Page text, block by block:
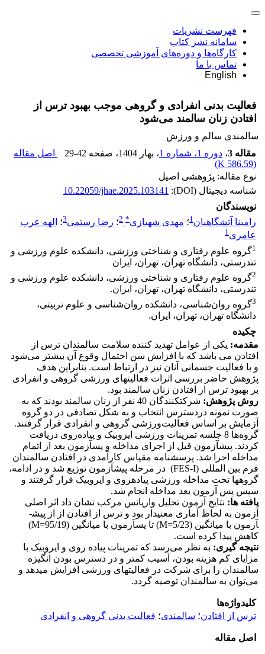
فهرست نشریات
سامانه نشر کتاب
کارگاه‌ها و دوره‌های آموزشی تخصصی
تماس با ما
English
فعالیت بدنی انفرادی و گروهی موجب بهبود ترس از
افتادن زنان سالمند می‌شود
سالمندی سالم و ورزش
مقاله 3
، دوره 1، شماره 1 ، بهار 1404 ، صفحه 29-42
اصل مقاله
(
586.59 K
)
نوع مقاله: پژوهشی اصیل
شناسه دیجیتال (DOI):
10.22059/jhae.2025.103141
نویسندگان
رامینا آتشگاهیان1؛ مهدی شهبازی*
2؛ رضا رستمی3؛ الهه عرب
عامری1
1گروه علوم رفتاری و شناختی ورزشی، دانشکده علوم ورزشی و
تندرستی، دانشگاه تهران، تهران، ایران
2گروه علوم رفتاری و شناختی ورزشی، دانشکده علوم ورزشی و
تندرستی، دانشگاه تهران، تهران، ایران.
3گروه روان‌شناسی، دانشکده روان‌شناسی و علوم تربیتی،
دانشگاه تهران، تهران، ایران.
چکیده
مقدمه: یکی از عوامل تهدید کننده سلامت سالمندان ترس از
افتادن می باشد که با افزایش سن احتمال وقوع آن بیشتر می‌شود
و با فعالیت جسمانی آنان نیز در ارتباط است. بنابراین هدف
پژوهش حاضر بررسی اثرات فعالیت­های ورزشی گروهی و انفرادی
بر بهبود ترس از افتادن زنان سالمند بود.
روش پژوهش:
شرکت­کنندگان 40 نفر از زنان سالمند بودند که به
صورت نمونه دردسترس انتخاب و به شکل تصادفی در دو گروه
آزمایش بر اساس فعالیت‌ورزشی گروهی و انفرادی قرار گرفتند.
گروه‌ها 8 جلسه تمرینات ورزشی ایروبیک و پیاده‌روی دریافت
کردند. پیش­آزمون قبل از اجرای مداخله و پس­آزمون بعد از اتمام
مداخله اجرا شد. پرسشنامه مقیاس کارآمدی در افتادن سالمندان
فرم بین المللی (FES-I) در مرحله پیش­آزمون توزیع شد و در ادامه،
گروه­ها تحت مداخله ورزشی پیاده­روی و ایروبیک قرار گرفتند و
سپس پس آزمون بعد مداخله انجام شد.
یافته ­ها: نتایج آزمون تحلیل واریانس مرکب نشان داد اثر اصلی
آزمون به لحاظ آماری معنی­دار بود و ترس از افتادن از از پیش­
آزمون با میانگین (5/23=M) تا پس­آزمون با میانگین (95/19=M)
کاهش پیدا کرده است.
نتیجه گیری: به نظر می‌رسد که تمرینات پیاده روی و ایروبیک با
مزایای کم هزینه بودن، آسیب کمتر و در دسترس بودن انگیزه
سالمندان را برای شرکت در فعالیت­های ورزشی افزایش می­دهد و
می‌توان به سالمندان توصیه گردد.
کلیدواژه‌ها
ترس از افتادن؛ سالمندی؛ فعالیت بدنی گروهی و انفرادی
اصل مقاله